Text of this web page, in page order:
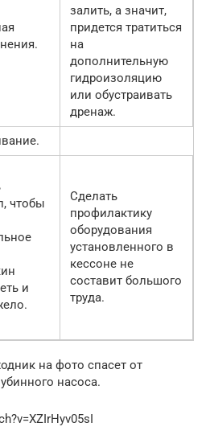
залить, а значит,
придется тратиться
на
дополнительную
гидроизоляцию
или обустраивать
дренаж.
чтобы
и
Сделать
профилактику
оборудования
установленного в
кессоне не
составит большого
труда.
на фото спасет от
насоса.